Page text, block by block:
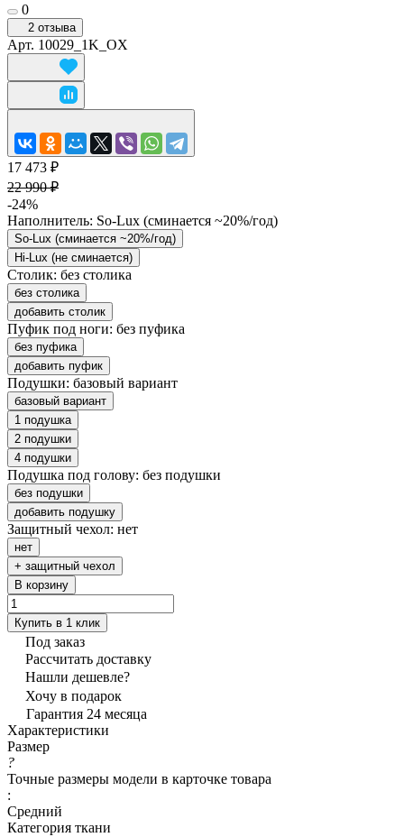
0
2 отзыва
Арт. 10029_1K_OX
17 473 ₽
22 990 ₽
-24%
Наполнитель: So-Lux (cминается ~20%/год)
So-Lux (cминается ~20%/год)
Hi-Lux (не сминается)
Столик: без столика
без столика
добавить столик
Пуфик под ноги: без пуфика
без пуфика
добавить пуфик
Подушки: базовый вариант
базовый вариант
1 подушка
2 подушки
4 подушки
Подушка под голову: без подушки
без подушки
добавить подушку
Защитный чехол: нет
нет
+ защитный чехол
В корзину
Купить в 1 клик
Под заказ
Рассчитать доставку
Нашли дешевле?
Хочу в подарок
Гарантия 24 месяца
Характеристики
Размер
?
Точные размеры модели в карточке товара
:
Средний
Категория ткани